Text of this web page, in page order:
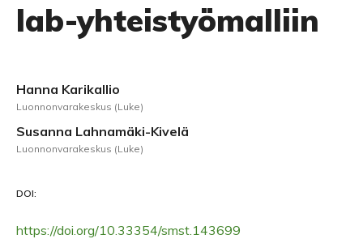
lab-yhteistyömalliin
Hanna Karikallio
Luonnonvarakeskus (Luke)
Susanna Lahnamäki-Kivelä
Luonnonvarakeskus (Luke)
DOI:
https://doi.org/10.33354/smst.143699